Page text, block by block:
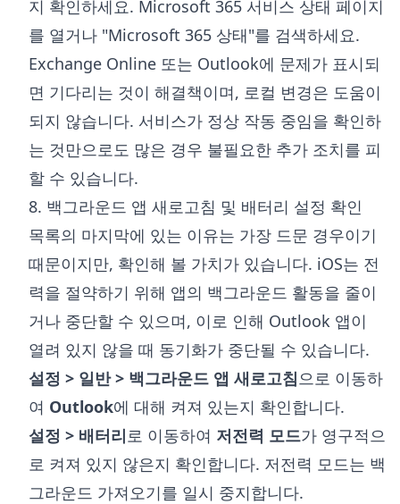
지 확인하세요. Microsoft 365 서비스 상태 페이지
를 열거나 "Microsoft 365 상태"를 검색하세요.
Exchange Online 또는 Outlook에 문제가 표시되
면 기다리는 것이 해결책이며, 로컬 변경은 도움이
되지 않습니다. 서비스가 정상 작동 중임을 확인하
는 것만으로도 많은 경우 불필요한 추가 조치를 피
할 수 있습니다.
8. 백그라운드 앱 새로고침 및 배터리 설정 확인
목록의 마지막에 있는 이유는 가장 드문 경우이기
때문이지만, 확인해 볼 가치가 있습니다. iOS는 전
력을 절약하기 위해 앱의 백그라운드 활동을 줄이
거나 중단할 수 있으며, 이로 인해 Outlook 앱이
열려 있지 않을 때 동기화가 중단될 수 있습니다.
설정 > 일반 > 백그라운드 앱 새로고침으로 이동하
여 Outlook에 대해 켜져 있는지 확인합니다.
설정 > 배터리로 이동하여 저전력 모드가 영구적으
로 켜져 있지 않은지 확인합니다. 저전력 모드는 백
그라운드 가져오기를 일시 중지합니다.